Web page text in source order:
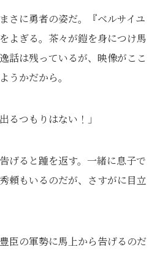
さに勇者の姿だ。『ベルサイユ
よぎる。茶々が鎧を身につけ馬
話は残っているが、映像がここ
うかだから。
るつもりはない！」
げると踵を返す。一緒に息子で
頼もいるのだが、さすがに目立
臣の軍勢に馬上から告げるのだ